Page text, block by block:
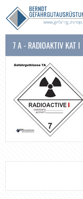
7 A - RADIOAKTIV KAT I